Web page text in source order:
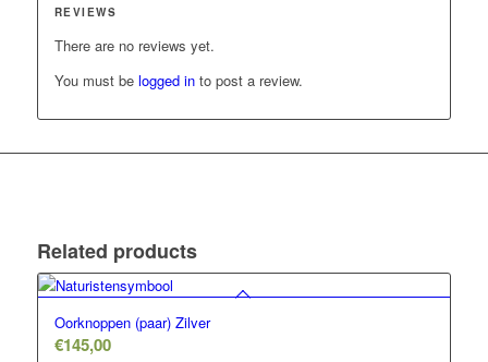
REVIEWS
There are no reviews yet.
You must be logged into post a review.
Related products
Oorknoppen (paar) Zilver
€145,00